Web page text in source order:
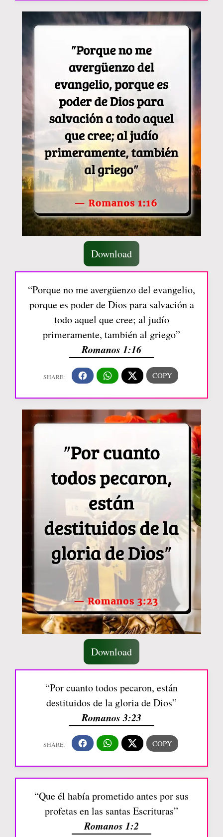
Download
“Porque no me avergüenzo del evangelio,
porque es poder de Dios para salvación a
todo aquel que cree; al judío
primeramente, también al griego”
Romanos 1:16
Download
“Por cuanto todos pecaron, están
destituidos de la gloria de Dios”
Romanos 3:23
“Que él había prometido antes por sus
profetas en las santas Escrituras”
Romanos 1:2